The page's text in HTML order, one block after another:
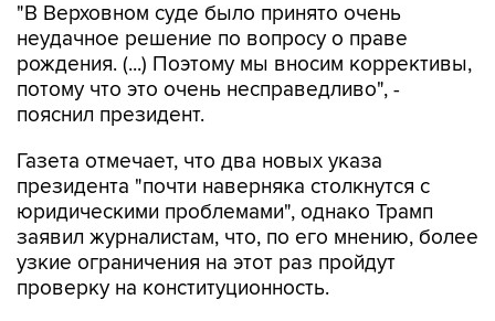
"В Верховном суде было принято очень
неудачное решение по вопросу о праве
рождения. (...) Поэтому мы вносим коррективы,
потому что это очень несправедливо", -
пояснил президент.
Газета отмечает, что два новых указа
президента "почти наверняка столкнутся с
юридическими проблемами", однако Трамп
заявил журналистам, что, по его мнению, более
узкие ограничения на этот раз пройдут
проверку на конституционность.